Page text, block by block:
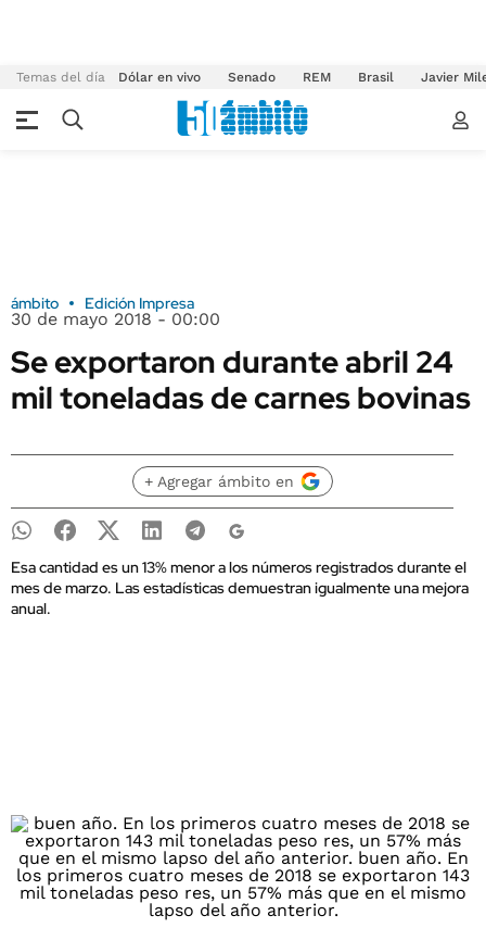
Temas del día Dólar en vivo Senado REM Brasil Javier
ámbito Edición Impresa
30 de mayo 2018 - 00:00
Se exportaron durante abril 24
mil toneladas de carnes bovinas
+ Agregar ámbito en
Esa cantidad es un 13% menor a los números registrados durante el
mes de marzo. Las estadísticas demuestran igualmente una mejora
anual.